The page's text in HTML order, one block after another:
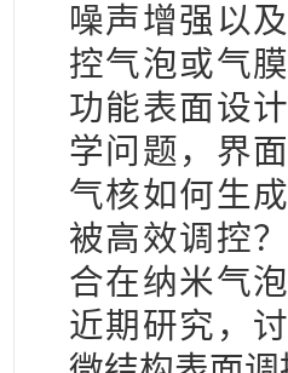
噪声增强以
控气泡或气
功能表面设
学问题，界
气核如何生
被高效调控
合在纳米气
近期研究，